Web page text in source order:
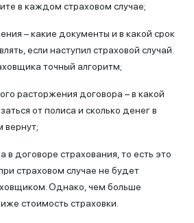
в каждом страховом случае;
– какие документы и в какой срок
если наступил страховой случай.
точный алгоритм;
расторжения договора – в какой
от полиса и сколько денег в
вернут;
в договоре страхования, то есть это
страховом случае не будет
Однако, чем больше
стоимость страховки.